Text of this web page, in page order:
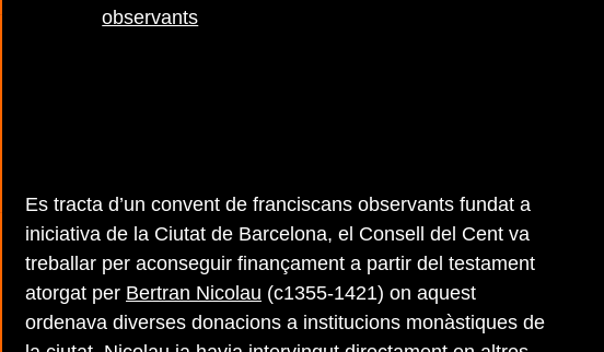
observants
Es tracta d’un convent de franciscans observants fundat a
iniciativa de la Ciutat de Barcelona, el Consell del Cent va
treballar per aconseguir finançament a partir del testament
atorgat per Bertran Nicolau (c1355-1421) on aquest
ordenava diverses donacions a institucions monàstiques de